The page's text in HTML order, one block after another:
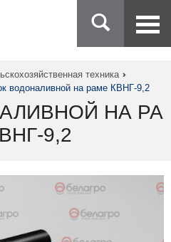
техника
водоналивной на раме КВНГ-9,2
НА РА
9,2